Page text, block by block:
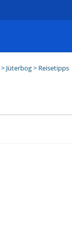
> Jüterbog> Reisetipps